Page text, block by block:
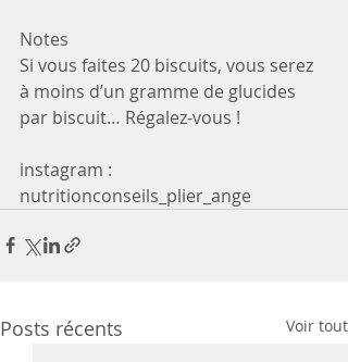
Notes
Si vous faites 20 biscuits, vous serez
à moins d’un gramme de glucides
par biscuit… Régalez-vous !
instagram :
nutritionconseils_plier_ange
Posts récents Voir tout